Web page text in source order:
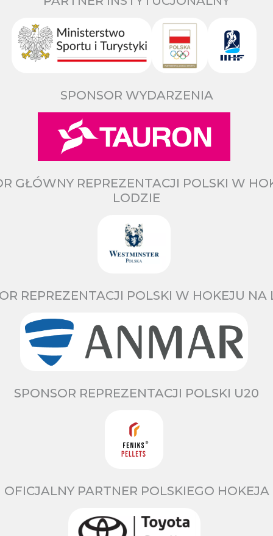
SPONSOR WYDARZENIA
GŁÓWNY REPREZENTACJI POLSKI W
LODZIE
REPREZENTACJI POLSKI W HOKEJU NA
SPONSOR REPREZENTACJI POLSKI U20
OFICJALNY PARTNER POLSKIEGO HOKEJA